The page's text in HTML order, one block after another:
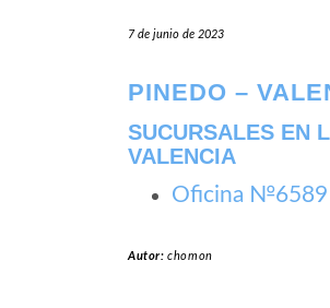
7 de junio de 2023
PINEDO –
SUCURSALES EN
VALENCIA
Oficina №6589
Autor:chomon